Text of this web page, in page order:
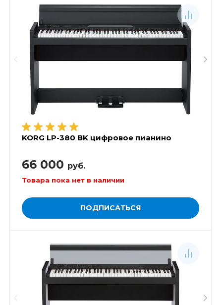
KORG LP-380 BK цифровое пианино
66 000 руб.
Товара пока нет в наличии
ПОДПИСАТЬСЯ